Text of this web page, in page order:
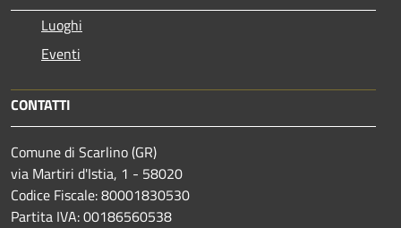
Luoghi
Eventi
CONTATTI
Comune di Scarlino (GR)
via Martiri d'Istia, 1 - 58020
Codice Fiscale: 80001830530
Partita IVA: 00186560538